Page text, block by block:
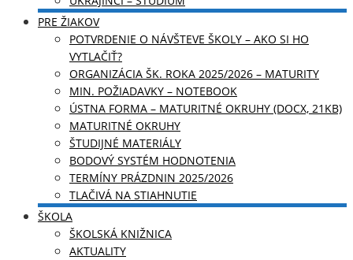
PRE ŽIAKOV
POTVRDENIE O NÁVŠTEVE ŠKOLY – AKO SI HO
VYTLAČIŤ?
ORGANIZÁCIA ŠK. ROKA 2025/2026 – MATURITY
MIN. POŽIADAVKY – NOTEBOOK
ÚSTNA FORMA – MATURITNÉ OKRUHY (DOCX, 21KB)
MATURITNÉ OKRUHY
ŠTUDIJNÉ MATERIÁLY
BODOVÝ SYSTÉM HODNOTENIA
TERMÍNY PRÁZDNIN 2025/2026
TLAČIVÁ NA STIAHNUTIE
ŠKOLA
ŠKOLSKÁ KNIŽNICA
AKTUALITY